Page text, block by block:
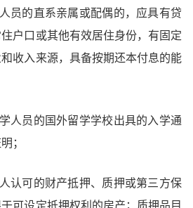
员的直系亲属或配偶的，应具有贷
户口或其他有效居住身份，有固定
收入来源，具备按期还本付息的能
人员的国外留学学校出具的入学通
；
认可的财产抵押、质押或第三方保
可设定抵押权利的房产；质押品目